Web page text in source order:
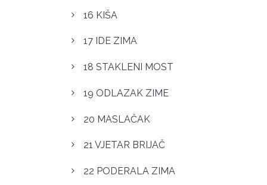
16 KIŠA
17 IDE ZIMA
18 STAKLENI MOST
19 ODLAZAK ZIME
20 MASLAČAK
21 VJETAR BRIJAČ
22 PODERALA ZIMA